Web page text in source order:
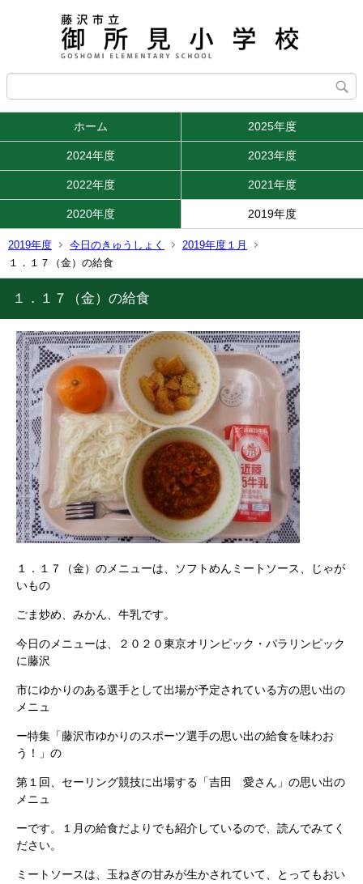
ホーム 2025年度
2024年度 2023年度
2022年度 2021年度
2020年度 2019年度
2019年度 今日のきゅうしょく
2019年度１月
１．１７（金）の給食
１．１７（金）の給食
１．１７（金）のメニューは、ソフトめんミートソース、じゃが
いもの
ごま炒め、みかん、牛乳です。
今日のメニューは、２０２０東京オリンピック・パラリンピック
に藤沢
市にゆかりのある選手として出場が予定されている方の思い出の
メニュ
ー特集「藤沢市ゆかりのスポーツ選手の思い出の給食を味わお
う！」の
第１回、セーリング競技に出場する「吉田 愛さん」の思い出の
メニュ
ーです。１月の給食だよりでも紹介しているので、読んでみてく
ださい。
ミートソースは、玉ねぎの甘みが生かされていて、とってもおい